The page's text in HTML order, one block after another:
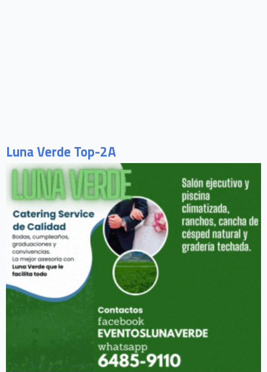
Luna Verde Top-2A